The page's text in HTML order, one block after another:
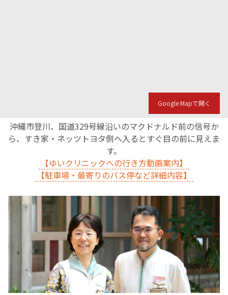
Google Mapで開く
沖縄市登川、国道329号線沿いのマクドナルド前の信号か
ら、すき家・ネッツトヨタ側へ入るとすぐ目の前に見えま
す。
【ゆいクリニックへの行き方動画案内】
【駐車場・最寄りのバス停など詳細内容】